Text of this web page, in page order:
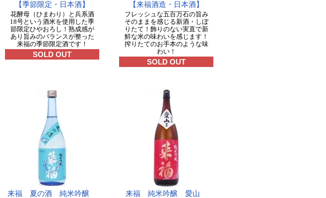
【季節限定・日本酒】
花酵母（ひまわり）と兵系酒
18号という酒米を使用した季
節限定ひやおろし！熟成感が
あり旨みのバランスが整った
来福の季節限定酒です！
SOLD OUT
【来福酒造・日本酒】
フレッシュな五百万石の旨み
そのままを感じる新酒・しぼ
りたて！飾りのない実直で新
鮮な米の味わいを感じます！
搾りたてのお手本のような味
わい！
SOLD OUT
来福 夏の酒 純米吟醸
来福 純米吟醸 愛山